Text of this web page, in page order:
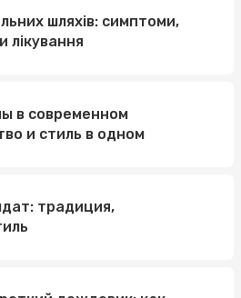
шляхів: симптоми,
лікування
в современном
и стиль в одном
традиция,